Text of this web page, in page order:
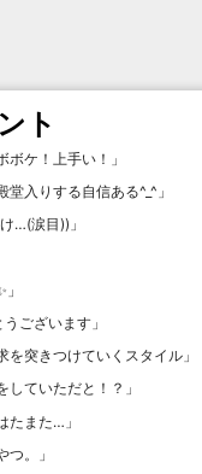
ト
ボケ！上手い！ 」
堂入りする自信ある^_^ 」
…(涙目)) 」
」
ございます 」
を突きつけていくスタイル 」
していただと！？ 」
たまた… 」
。 」